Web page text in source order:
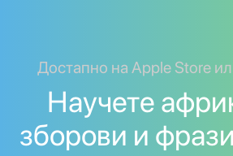
Достапно на Apple Store
Научете
зборови и